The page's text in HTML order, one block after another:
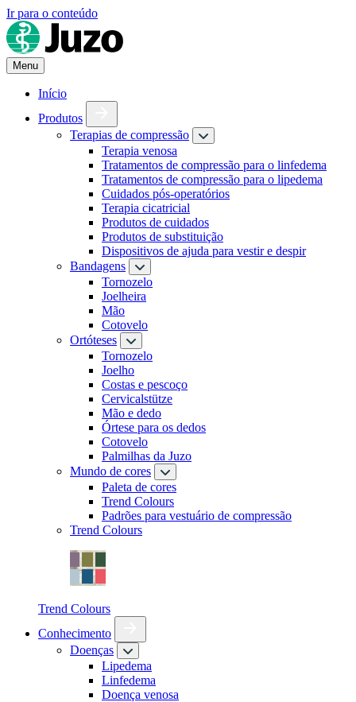
Ir para o conteúdo
Menu
Início
Produtos
Terapias de compressão
Terapia venosa
Tratamentos de compressão para o linfedema
Tratamentos de compressão para o lipedema
Cuidados pós-operatórios
Terapia cicatricial
Produtos de cuidados
Produtos de substituição
Dispositivos de ajuda para vestir e despir
Bandagens
Tornozelo
Joelheira
Mão
Cotovelo
Ortóteses
Tornozelo
Joelho
Costas e pescoço
Cervicalstütze
Mão e dedo
Órtese para os dedos
Cotovelo
Palmilhas da Juzo
Mundo de cores
Paleta de cores
Trend Colours
Padrões para vestuário de compressão
Trend Colours
Trend Colours
Conhecimento
Doenças
Lipedema
Linfedema
Doença venosa